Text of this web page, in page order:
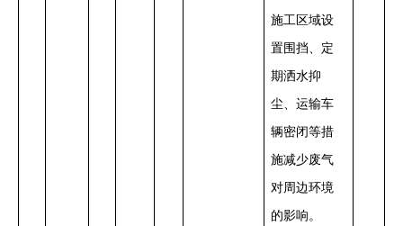
施工区域设
置围挡、定
期洒水抑
尘、运输车
辆密闭等措
施减少废气
对周边环境
的影响。